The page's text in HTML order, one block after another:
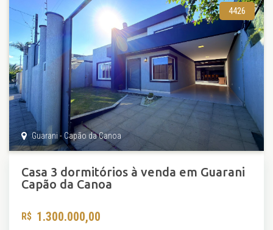
4426
Guarani - Capão da Canoa
Casa 3 dormitórios à venda em Guarani
Capão da Canoa
1.300.000,00